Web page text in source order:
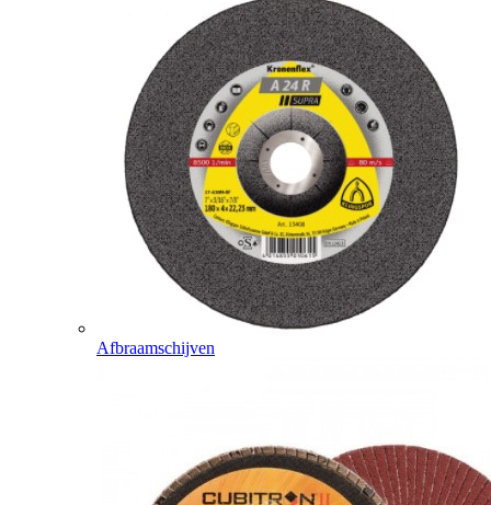
Afbraamschijven